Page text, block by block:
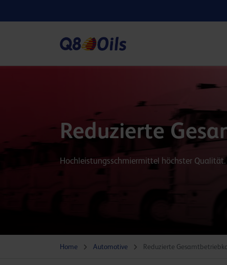
Reduzierte
Hochleistungsschmiermittel höchster Qualität.
Home Automotive Reduzierte